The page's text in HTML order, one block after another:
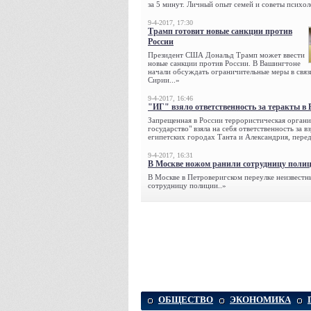
за 5 минут. Личный опыт семей и советы
9-4-2017, 17:30
Трамп готовит новые санкции против
России
Президент США Дональд Трамп может ввести
новые санкции против России. В Вашингтоне
начали обсуждать ограничительные меры в
Сирии...»
9-4-2017, 16:46
"ИГ" взяло ответственность за теракты в
Запрещенная в России террористическая
государство" взяла на себя ответственность за
египетских городах Танта и Александрия,
9-4-2017, 16:31
В Москве ножом ранили сотрудницу
В Москве в Петроверигском переулке
сотрудницу полиции..»
ОБЩЕСТВО ЭКОНОМИКА